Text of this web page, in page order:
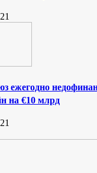
ежегодно
на €10 млрд